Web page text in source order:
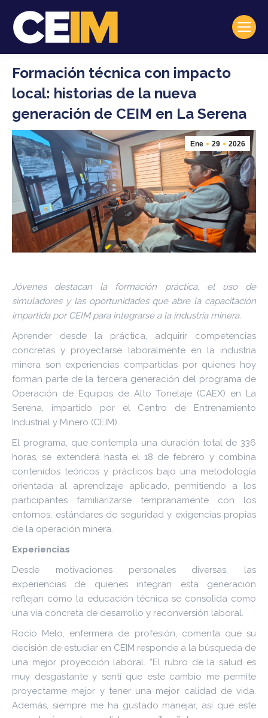
Formación técnica con impacto
local: historias de la nueva
generación de CEIM en La Serena
Ene 29 2026
Jóvenes destacan la formación práctica, el uso de
simuladores y las oportunidades que abre la capacitación
impartida por CEIM para integrarse a la industria minera.
Aprender desde la práctica, adquirir competencias
concretas y proyectarse laboralmente en la industria
minera son experiencias compartidas por quienes hoy
forman parte de la tercera generación del programa de
Operación de Equipos de Alto Tonelaje (CAEX) en La
Serena, impartido por el Centro de Entrenamiento
Industrial y Minero (CEIM).
El programa, que contempla una duración total de 336
horas, se extenderá hasta el 18 de febrero y combina
contenidos teóricos y prácticos bajo una metodología
orientada al aprendizaje aplicado, permitiendo a los
participantes familiarizarse tempranamente con los
entornos, estándares de seguridad y exigencias propias
de la operación minera.
Experiencias
Desde motivaciones personales diversas, las
experiencias de quienes integran esta generación
reflejan cómo la educación técnica se consolida como
una vía concreta de desarrollo y reconversión laboral.
Rocío Melo, enfermera de profesión, comenta que su
decisión de estudiar en CEIM responde a la búsqueda de
una mejor proyección laboral. “El rubro de la salud es
muy desgastante y sentí que este cambio me permite
proyectarme mejor y tener una mejor calidad de vida.
Además, siempre me ha gustado manejar, así que este